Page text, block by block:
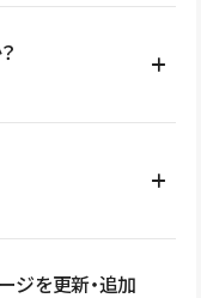
整理したうえで、
の場合は、
るわけではないた
、URL・リダイレク
門での運用、権限管
携など、個別の要件が
利用数の上限、権限
ジを更新・追加